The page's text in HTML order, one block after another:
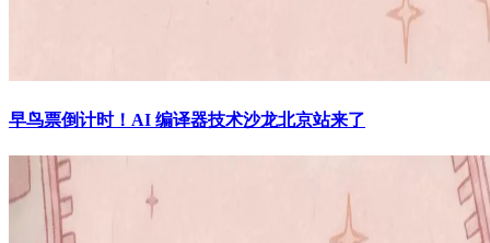
早鸟票倒计时！AI 编译器技术沙龙北京站来了